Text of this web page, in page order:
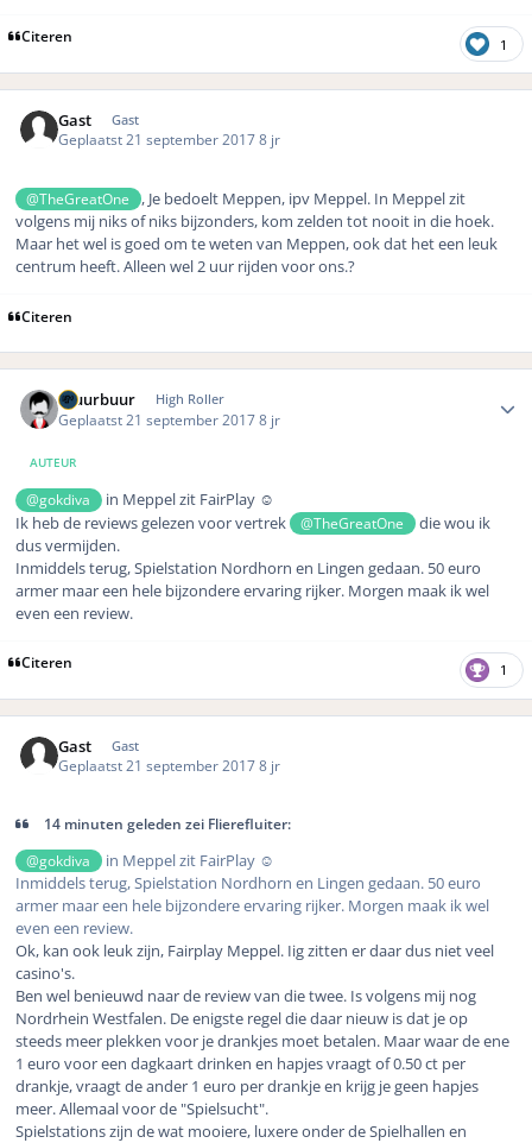
Citeren 1
Gast Gast
Geplaatst21 september 20178 jr
@TheGreatOne
, Je bedoelt Meppen, ipv Meppel. In Meppel zit
volgens mij niks of niks bijzonders, kom zelden tot nooit in die hoek.
Maar het wel is goed om te weten van Meppen, ook dat het een leuk
centrum heeft. Alleen wel 2 uur rijden voor ons.?
Citeren
Gluurbuur High Roller
Geplaatst 21 september 20178 jr
AUTEUR
@gokdiva
in Meppel zit FairPlay ☺️
Ik heb de reviews gelezen voor vertrek
@TheGreatOne
die wou ik
dus vermijden.
Inmiddels terug, Spielstation Nordhorn en Lingen gedaan. 50 euro
armer maar een hele bijzondere ervaring rijker. Morgen maak ik wel
even een review.
Citeren 1
Gast Gast
Geplaatst 21 september 20178 jr
14 minuten geleden zei Flierefluiter:
@gokdiva
in Meppel zit FairPlay ☺️
Inmiddels terug, Spielstation Nordhorn en Lingen gedaan. 50 euro
armer maar een hele bijzondere ervaring rijker. Morgen maak ik wel
even een review.
Ok, kan ook leuk zijn, Fairplay Meppel. Iig zitten er daar dus niet veel
casino's.
Ben wel benieuwd naar de review van die twee. Is volgens mij nog
Nordrhein Westfalen. De enigste regel die daar nieuw is dat je op
steeds meer plekken voor je drankjes moet betalen. Maar waar de ene
1 euro voor een dagkaart drinken en hapjes vraagt of 0.50 ct per
drankje, vraagt de ander 1 euro per drankje en krijg je geen hapjes
meer. Allemaal voor de "Spielsucht".
Spielstations zijn de wat mooiere, luxere onder de Spielhallen en